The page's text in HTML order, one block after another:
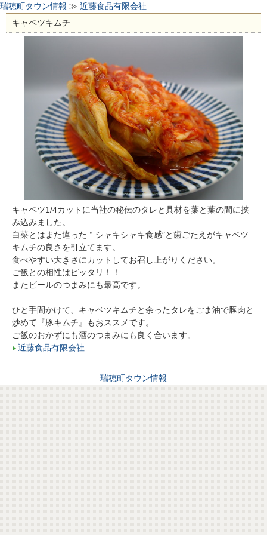
瑞穂町タウン情報 ≫ 近藤食品有限会社
キャベツキムチ
キャベツ1/4カットに当社の秘伝のタレと具材を葉と葉の間に挟
み込みました。
白菜とはまた違った＂シャキシャキ食感″と歯ごたえがキャベツ
キムチの良さを引立てます。
食べやすい大きさにカットしてお召し上がりください。
ご飯との相性はピッタリ！！
またビールのつまみにも最高です。
ひと手間かけて、キャベツキムチと余ったタレをごま油で豚肉と
炒めて『豚キムチ』もおススメです。
ご飯のおかずにも酒のつまみにも良く合います。
近藤食品有限会社
瑞穂町タウン情報